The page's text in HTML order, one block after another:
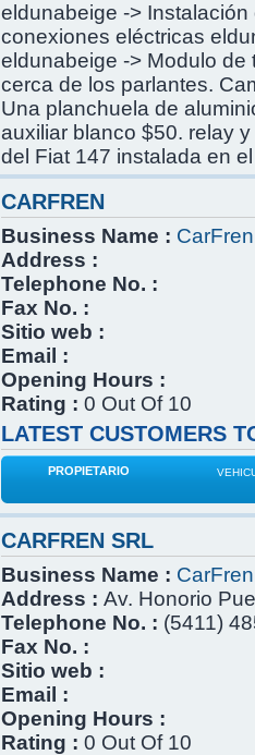
eldunabeige ->
conexiones eléctricas
eldunabeige -> Modulo
cerca de los parlantes.
Una planchuela de
auxiliar blanco $50. relay
del Fiat 147 instalada en
CARFREN
Business Name : CarFren
Address :
Telephone No. :
Fax No. :
Sitio web :
Email :
Opening Hours :
Rating : 0 Out Of 10
LATEST CUSTOMERS
PROPIETARIO
CARFREN SRL
Business Name :
Address : Av. Honorio
Telephone No. : (5411)
Fax No. :
Sitio web :
Email :
Opening Hours :
Rating : 0 Out Of 10